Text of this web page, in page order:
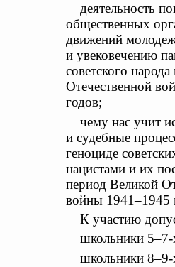
деятельность
общественных
движений
и увековечению
советского
Отечественной
годов;
чему нас учит
и судебные
геноциде
нацистами и их
период Великой
войны 1941–1945
К участию
школьники 5–7-
школьники 8–9-